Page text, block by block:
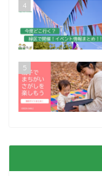
4
5